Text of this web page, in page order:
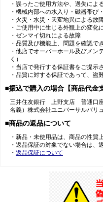
・誤ったご使用方法や、過失によ
・機械内部への水入り・磁器帯び
・火災・水災・天変地異による故
・ご使用中に生じる外観上の変化
・ゼンマイ切れによる故障
・品質及び機能上、問題を確認で
・他店でオーバーホール及びメ
く）
・当店で発行する保証書をご提示
・品質に対する保証であって、盗
■振込で購入の場合【商品代金
三井住友銀行 上野支店 普通口
名義）株式会社ユニバーサルバリ
■商品の返品について
・新品・未使用品は、商品の性質
・返品保証の対象でない場合は、
・ 返品保証について